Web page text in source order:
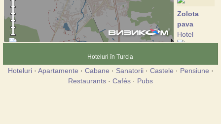
Zolota
pava
Hotel
Hotel
Hoteluri în Turcia
Hoteluri· Apartamente · Cabane · Sanatorii· Castele · Pensiune ·
Restaurants · Cafés · Pubs